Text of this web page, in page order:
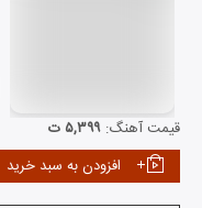
قیمت آهنگ: ۵,۳۹۹ ت
افزودن به سبد خرید